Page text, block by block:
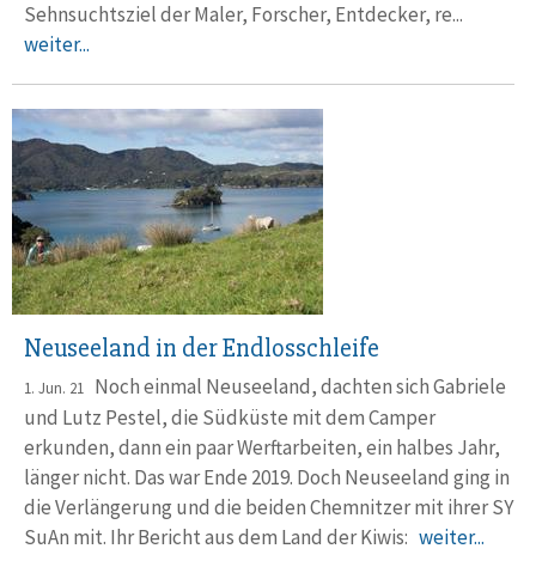
Sehnsuchtsziel der Maler, Forscher, Entdecker, re...
weiter...
Neuseeland in der Endlosschleife
1. Jun. 21 Noch einmal Neuseeland, dachten sich Gabriele
und Lutz Pestel, die Südküste mit dem Camper
erkunden, dann ein paar Werftarbeiten, ein halbes Jahr,
länger nicht. Das war Ende 2019. Doch Neuseeland ging in
die Verlängerung und die beiden Chemnitzer mit ihrer SY
SuAn mit. Ihr Bericht aus dem Land der Kiwis: weiter...